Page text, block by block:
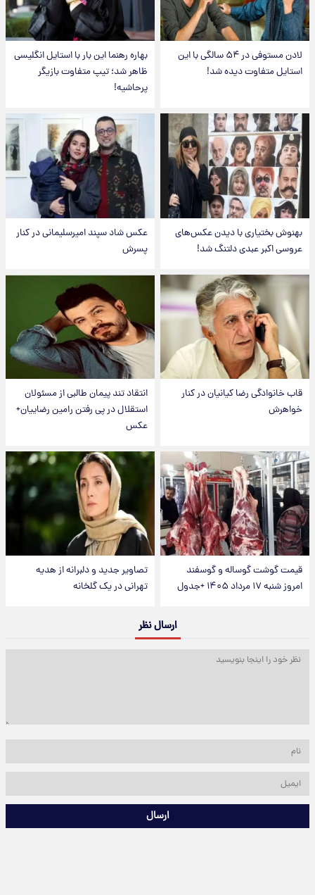
لادن مستوفی در ۵۴ سالگی با این
استایل متفاوت دیده شد!
بهاره رهنما این بار با استایل انگلیسی
ظاهر شد؛ تیپ متفاوت بازیگر
پرحاشیه!
بهنوش بختیاری با دیدن عکس‌های
عروسی اکبر عبدی دلتنگ شد!
عکس شاد سپند امیرسلیمانی در کنار
پسرش
قاب خانوادگی رضا کیانیان در کنار
خواهرش
انتقاد تند پیمان طالبی از مسئولان
استقلال در پی رفتن رامین رضاییان+
عکس
قیمت گوشت گوساله و گوسفند
امروز شنبه ۱۷ مرداد ۱۴۰۵ +جدول
تصاویر جدید و دلبرانه از هدیه
تهرانی در یک گلخانه
ارسال نظر
ارسال